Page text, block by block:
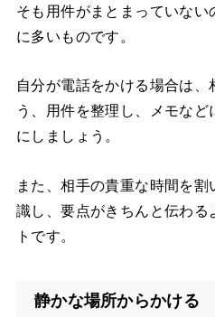
そも用件がまとまっていな
に多いものです。
自分が電話をかける場合は、
う、用件を整理し、メモなど
にしましょう。
また、相手の貴重な時間を
識し、要点がきちんと伝わ
トです。
静かな場所からかける